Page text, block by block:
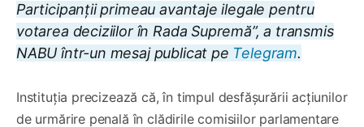
Participanții primeau avantaje ilegale pentru
votarea deciziilor în Rada Supremă”, a transmis
NABU într-un mesaj publicat pe Telegram.
Instituția precizează că, în timpul desfășurării acțiunilor
de urmărire penală în clădirile comisiilor parlamentare